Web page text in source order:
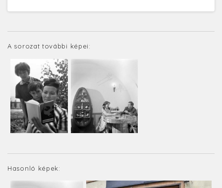
A sorozat további képei:
Hasonló képek: